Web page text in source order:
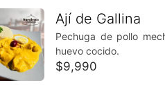
Ají de Gallina
Pechuga de pollo
huevo cocido.
$9,990